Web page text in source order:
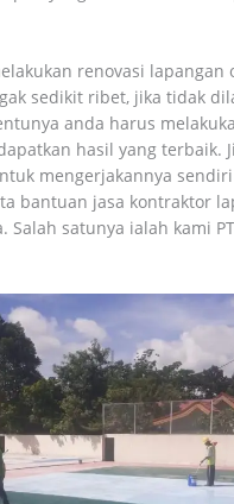
renovasi lapangan
sedikit ribet, jika tidak
anda harus
hasil yang terbaik.
mengerjakannya
bantuan jasa kontraktor
Salah satunya ialah kami